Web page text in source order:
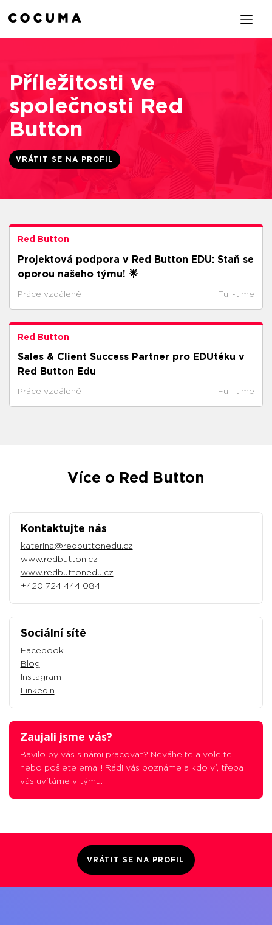
Příležitosti ve
společnosti Red
Button
VRÁTIT SE NA PROFIL
Red Button
Projektová podpora v Red Button EDU: Staň se
oporou našeho týmu! 🌟
Práce vzdáleně Full-time
Red Button
Sales & Client Success Partner pro EDUtéku v
Red Button Edu
Práce vzdáleně Full-time
Více o Red Button
Kontaktujte nás
katerina@redbuttonedu.cz
www.redbutton.cz
www.redbuttonedu.cz
+420 724 444 084
Sociální sítě
Facebook
Blog
Instagram
LinkedIn
Zaujali jsme vás?
Bavilo by vás s námi pracovat? Neváhejte a volejte
nebo pošlete email! Rádi vás poznáme a kdo ví, třeba
vás uvítáme v týmu.
VRÁTIT SE NA PROFIL